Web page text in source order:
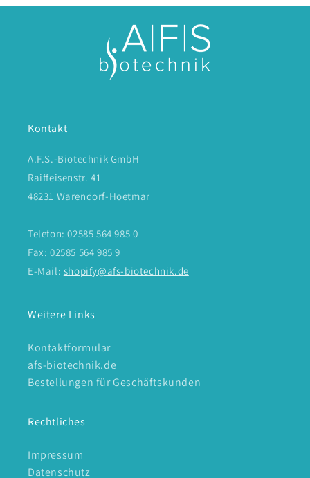
Kontakt
A.F.S.-Biotechnik GmbH
Raiffeisenstr. 41
48231 Warendorf-Hoetmar
Telefon: 02585 564 985 0
Fax: 02585 564 985 9
E-Mail: shopify@afs-biotechnik.de
Weitere Links
Kontaktformular
afs-biotechnik.de
Bestellungen für Geschäftskunden
Rechtliches
Impressum
Datenschutz